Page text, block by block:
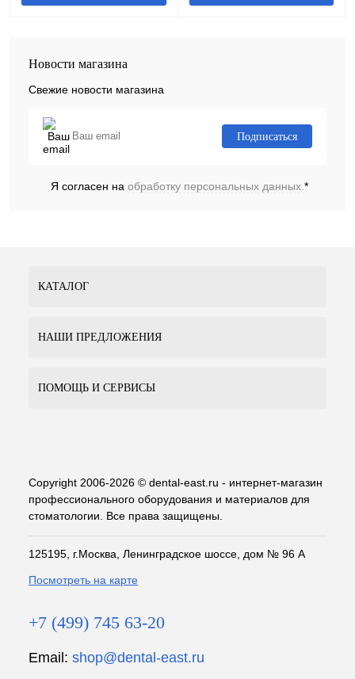
Новости магазина
Свежие новости магазина
Подписаться
Я согласен на обработку персональных данных.*
КАТАЛОГ
НАШИ ПРЕДЛОЖЕНИЯ
ПОМОЩЬ И СЕРВИСЫ
Copyright 2006-2026 © dental-east.ru - интернет-магазин
профессионального оборудования и материалов для
стоматологии. Все права защищены.
125195, г.Москва, Ленинградское шоссе, дом № 96 А
Посмотреть на карте
+7 (499) 745 63-20
Email: shop@dental-east.ru